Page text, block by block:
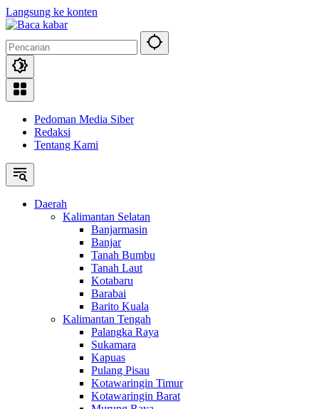
Langsung ke konten
Pedoman Media Siber
Redaksi
Tentang Kami
Daerah
Kalimantan Selatan
Banjarmasin
Banjar
Tanah Bumbu
Tanah Laut
Kotabaru
Barabai
Barito Kuala
Kalimantan Tengah
Palangka Raya
Sukamara
Kapuas
Pulang Pisau
Kotawaringin Timur
Kotawaringin Barat